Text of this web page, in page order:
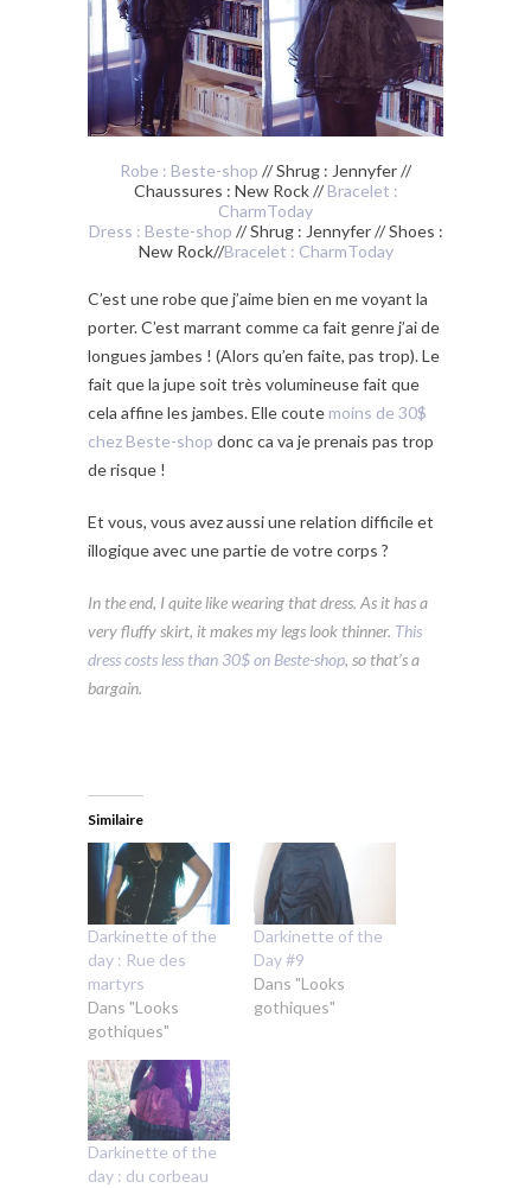
Robe : Beste-shop // Shrug : Jennyfer //
Chaussures : New Rock // Bracelet :
CharmToday
Dress : Beste-shop // Shrug : Jennyfer // Shoes :
New Rock//Bracelet : CharmToday
C’est une robe que j’aime bien en me voyant la
porter. C’est marrant comme ca fait genre j’ai de
longues jambes ! (Alors qu’en faite, pas trop). Le
fait que la jupe soit très volumineuse fait que
cela affine les jambes. Elle coute moins de 30$
chez Beste-shop donc ca va je prenais pas trop
de risque !
Et vous, vous avez aussi une relation difficile et
illogique avec une partie de votre corps ?
In the end, I quite like wearing that dress. As it has a
very fluffy skirt, it makes my legs look thinner. This
dress costs less than 30$ on Beste-shop, so that’s a
bargain.
Similaire
Darkinette of the
day : Rue des
martyrs
Dans "Looks
gothiques"
Darkinette of the
Day #9
Dans "Looks
gothiques"
Darkinette of the
day : du corbeau